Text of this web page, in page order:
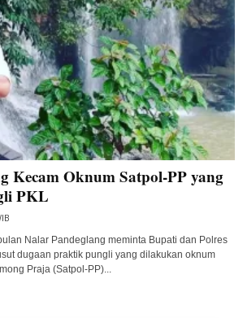
Kecam Oknum Satpol-PP yang
PKL
Nalar Pandeglang meminta Bupati dan Polres
dugaan praktik pungli yang dilakukan oknum
Praja (Satpol-PP)...